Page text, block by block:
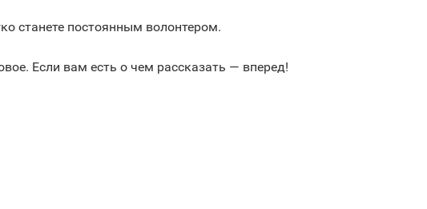
станете постоянным волонтером.
Если вам есть о чем рассказать — вперед!